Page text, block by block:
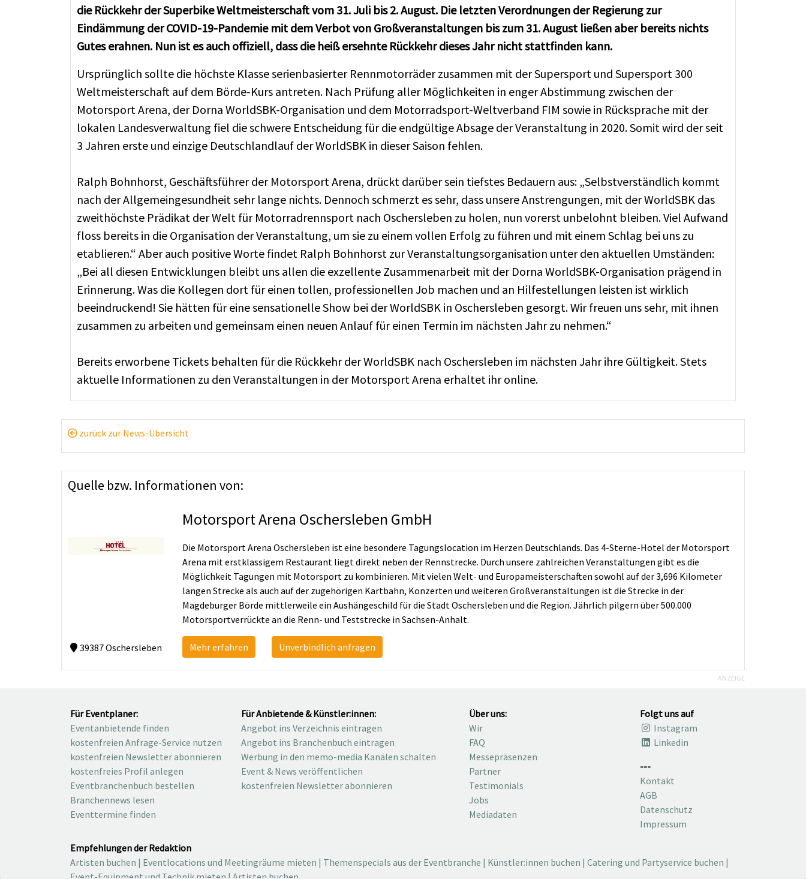
die Rückkehr der Superbike Weltmeisterschaft vom 31. Juli bis 2. August. Die letzten Verordnungen der Regierung zur
Eindämmung der COVID-19-Pandemie mit dem Verbot von Großveranstaltungen bis zum 31. August ließen aber bereits nichts
Gutes erahnen. Nun ist es auch offiziell, dass die heiß ersehnte Rückkehr dieses Jahr nicht stattfinden kann.
Ursprünglich sollte die höchste Klasse serienbasierter Rennmotorräder zusammen mit der Supersport und Supersport 300
Weltmeisterschaft auf dem Börde-Kurs antreten. Nach Prüfung aller Möglichkeiten in enger Abstimmung zwischen der
Motorsport Arena, der Dorna WorldSBK-Organisation und dem Motorradsport-Weltverband FIM sowie in Rücksprache mit der
lokalen Landesverwaltung fiel die schwere Entscheidung für die endgültige Absage der Veranstaltung in 2020. Somit wird der seit
3 Jahren erste und einzige Deutschlandlauf der WorldSBK in dieser Saison fehlen.
Ralph Bohnhorst, Geschäftsführer der Motorsport Arena, drückt darüber sein tiefstes Bedauern aus: „Selbstverständlich kommt
nach der Allgemeingesundheit sehr lange nichts. Dennoch schmerzt es sehr, dass unsere Anstrengungen, mit der WorldSBK das
zweithöchste Prädikat der Welt für Motorradrennsport nach Oschersleben zu holen, nun vorerst unbelohnt bleiben. Viel Aufwand
floss bereits in die Organisation der Veranstaltung, um sie zu einem vollen Erfolg zu führen und mit einem Schlag bei uns zu
etablieren.“ Aber auch positive Worte findet Ralph Bohnhorst zur Veranstaltungsorganisation unter den aktuellen Umständen:
„Bei all diesen Entwicklungen bleibt uns allen die exzellente Zusammenarbeit mit der Dorna WorldSBK-Organisation prägend in
Erinnerung. Was die Kollegen dort für einen tollen, professionellen Job machen und an Hilfestellungen leisten ist wirklich
beeindruckend! Sie hätten für eine sensationelle Show bei der WorldSBK in Oschersleben gesorgt. Wir freuen uns sehr, mit ihnen
zusammen zu arbeiten und gemeinsam einen neuen Anlauf für einen Termin im nächsten Jahr zu nehmen.“
Bereits erworbene Tickets behalten für die Rückkehr der WorldSBK nach Oschersleben im nächsten Jahr ihre Gültigkeit. Stets
aktuelle Informationen zu den Veranstaltungen in der Motorsport Arena erhaltet ihr online.
zurück zur News-Übersicht
Quelle bzw. Informationen von:
39387 Oschersleben
Motorsport Arena Oschersleben GmbH
Die Motorsport Arena Oschersleben ist eine besondere Tagungslocation im Herzen Deutschlands. Das 4-Sterne-Hotel der Motorsport
Arena mit erstklassigem Restaurant liegt direkt neben der Rennstrecke. Durch unsere zahlreichen Veranstaltungen gibt es die
Möglichkeit Tagungen mit Motorsport zu kombinieren. Mit vielen Welt- und Europameisterschaften sowohl auf der 3,696 Kilometer
langen Strecke als auch auf der zugehörigen Kartbahn, Konzerten und weiteren Großveranstaltungen ist die Strecke in der
Magdeburger Börde mittlerweile ein Aushängeschild für die Stadt Oschersleben und die Region. Jährlich pilgern über 500.000
Motorsportverrückte an die Renn- und Teststrecke in Sachsen-Anhalt.
Mehr erfahren Unverbindlich anfragen
ANZEIGE
Für Eventplaner:
Eventanbietende finden
kostenfreien Anfrage-Service nutzen
kostenfreien Newsletter abonnieren
kostenfreies Profil anlegen
Eventbranchenbuch bestellen
Branchennews lesen
Eventtermine finden
Für Anbietende & Künstler:innen:
Angebot ins Verzeichnis eintragen
Angebot ins Branchenbuch eintragen
Werbung in den memo-media Kanälen schalten
Event & News veröffentlichen
kostenfreien Newsletter abonnieren
Über uns:
Wir
FAQ
Messepräsenzen
Partner
Testimonials
Jobs
Mediadaten
Folgt uns auf
Instagram
Linkedin
---
Kontakt
AGB
Datenschutz
Impressum
Empfehlungen der Redaktion
Artisten buchen | Eventlocations und Meetingräume mieten | Themenspecials aus der Eventbranche | Künstler:innen buchen | Catering und Partyservice buchen |
Event-Equipment und Technik mieten|Artisten buchen